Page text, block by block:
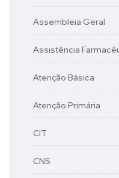
Assembleia Geral
Assistência
Atenção Básica
Atenção Primária
CIT
CNS